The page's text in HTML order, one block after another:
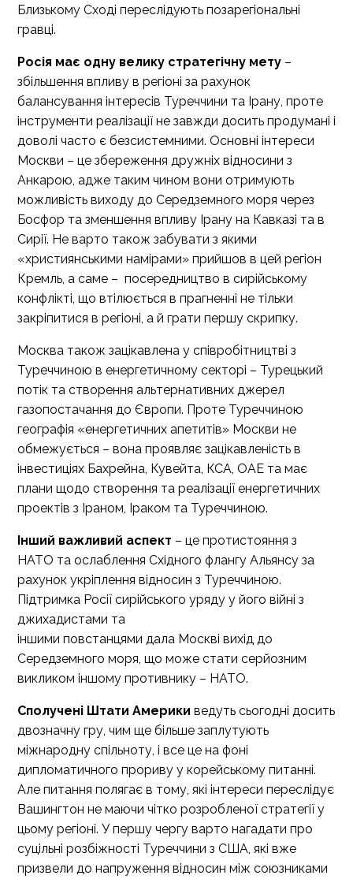
Близькому Сході переслідують позарегіональні
гравці.
Росія має одну велику стратегічну мету –
збільшення впливу в регіоні за рахунок
балансування інтересів Туреччини та Ірану, проте
інструменти реалізації не завжди досить продумані і
доволі часто є безсистемними. Основні інтереси
Москви – це збереження дружніх відносини з
Анкарою, адже таким чином вони отримують
можливість виходу до Середземного моря через
Босфор та зменшення впливу Ірану на Кавказі та в
Сирії. Не варто також забувати з якими
«християнськими намірами» прийшов в цей регіон
Кремль, а саме – посередництво в сирійському
конфлікті, що втілюється в прагненні не тільки
закріпитися в регіоні, а й грати першу скрипку.
Москва також зацікавлена у співробітництві з
Туреччиною в енергетичному секторі – Турецький
потік та створення альтернативних джерел
газопостачання до Європи. Проте Туреччиною
географія «енергетичних апетитів» Москви не
обмежується – вона проявляє зацікавленість в
інвестиціях Бахрейна, Кувейта, КСА, ОАЕ та має
плани щодо створення та реалізації енергетичних
проектів з Іраном, Іраком та Туреччиною.
Інший важливий аспект – це протистояння з
НАТО та ослаблення Східного флангу Альянсу за
рахунок укріплення відносин з Туреччиною.
Підтримка Росії сирійського уряду у його війні з
джихадистами та
іншими повстанцями дала Москві вихід до
Середземного моря, що може стати серйозним
викликом іншому противнику – НАТО.
Сполучені Штати Америки ведуть сьогодні досить
двозначну гру, чим ще більше заплутують
міжнародну спільноту, і все це на фоні
дипломатичного прориву у корейському питанні.
Але питання полягає в тому, які інтереси переслідує
Вашингтон не маючи чітко розробленої стратегії у
цьому регіоні. У першу чергу варто нагадати про
суцільні розбіжності Туреччини з США, які вже
призвели до напруження відносин між союзниками